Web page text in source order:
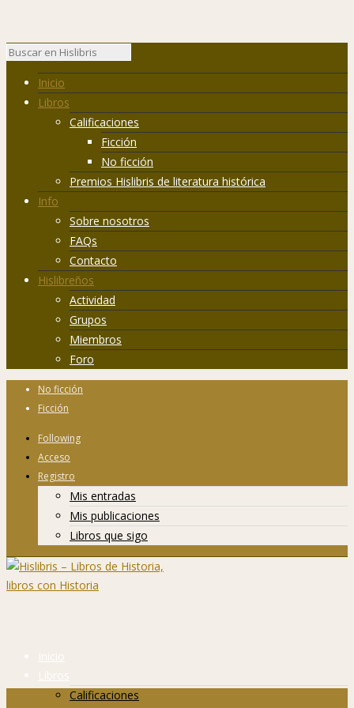
Inicio
Libros
Calificaciones
Ficción
No ficción
Premios Hislibris de literatura histórica
Info
Sobre nosotros
FAQs
Contacto
Hislibreños
Actividad
Grupos
Miembros
Foro
No ficción
Ficción
Following
Acceso
Registro
Mis entradas
Mis publicaciones
Libros que sigo
Inicio
Libros
Calificaciones